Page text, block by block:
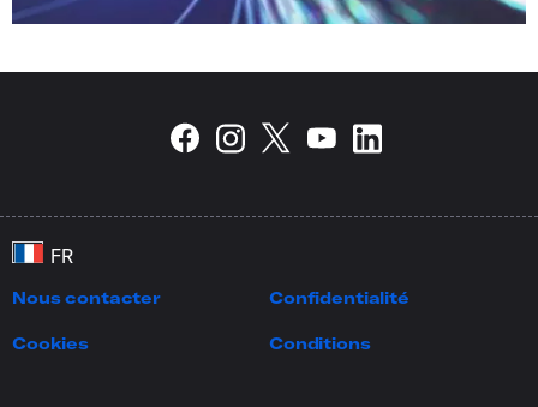
Nous contacter Confidentialité
Cookies Conditions